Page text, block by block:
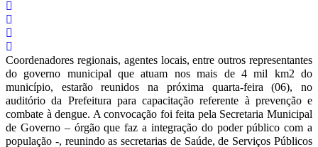
Coordenadores regionais, agentes locais, entre outros representantes
do governo municipal que atuam nos mais de 4 mil km2 do
município, estarão reunidos na próxima quarta-feira (06), no
auditório da Prefeitura para capacitação referente à prevenção e
combate à dengue. A convocação foi feita pela Secretaria Municipal
de Governo – órgão que faz a integração do poder público com a
população -, reunindo as secretarias de Saúde, de Serviços Públicos